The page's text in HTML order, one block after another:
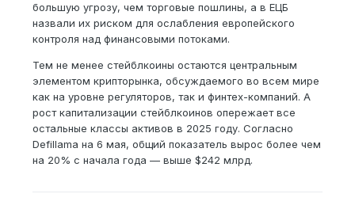
большую угрозу, чем торговые пошлины, а в ЕЦБ
назвали их риском для ослабления европейского
контроля над финансовыми потоками.
Тем не менее стейблкоины остаются центральным
элементом крипторынка, обсуждаемого во всем мире
как на уровне регуляторов, так и финтех-компаний. А
рост капитализации стейблкоинов опережает все
остальные классы активов в 2025 году. Согласно
Defillama на 6 мая, общий показатель вырос более чем
на 20% с начала года — выше $242 млрд.